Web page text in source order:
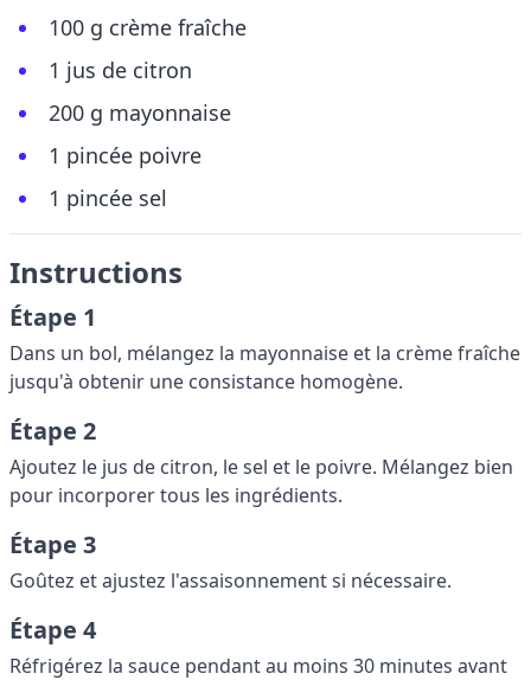
100 g crème fraîche
1 jus de citron
200 g mayonnaise
1 pincée poivre
1 pincée sel
Instructions
Étape 1
Dans un bol, mélangez la mayonnaise et la crème fraîche
jusqu'à obtenir une consistance homogène.
Étape 2
Ajoutez le jus de citron, le sel et le poivre. Mélangez bien
pour incorporer tous les ingrédients.
Étape 3
Goûtez et ajustez l'assaisonnement si nécessaire.
Étape 4
Réfrigérez la sauce pendant au moins 30 minutes avant